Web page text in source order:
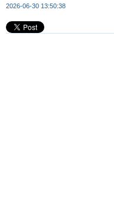
2026-06-30 13:50:38